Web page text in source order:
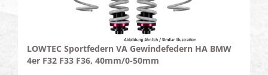
LOWTEC Sportfedern VA Gewindefedern HA BMW
4er F32 F33 F36, 40mm/0-50mm